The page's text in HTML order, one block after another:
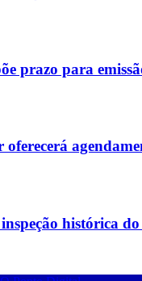
prazo para
histórica